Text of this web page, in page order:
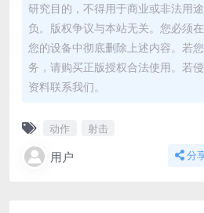
研究目的，不得用于商业或非法用
负。版权争议与本站无关。您必须
您的设备中彻底删除上述内容。若
务，请购买正版授权合法使用。若
资料联系我们。
动作 射击
用户 分